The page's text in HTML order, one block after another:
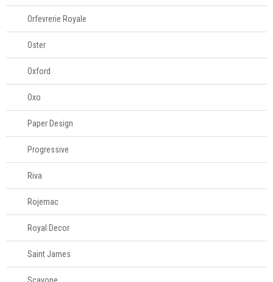
Orfevrerie Royale
Oster
Oxford
Oxo
Paper Design
Progressive
Riva
Rojemac
Royal Decor
Saint James